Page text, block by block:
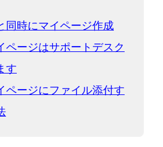
同時にマイページ作成
ページはサポートデスク
す
ページにファイル添付す